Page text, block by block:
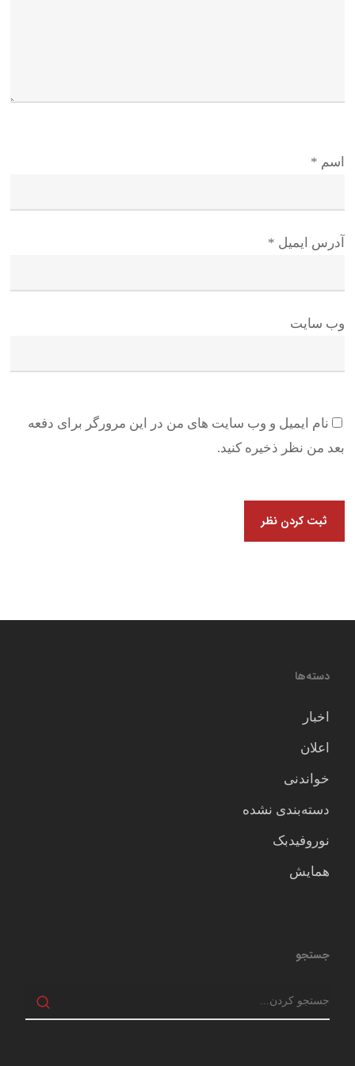
اسم *
آدرس ایمیل *
وب سایت
نام ایمیل و وب سایت های من در این مرورگر برای دفعه
بعد من نظر ذخیره کنید.
دسته‌ها
اخبار
اعلان
خواندنی
دسته‌بندی نشده
نوروفیدبک
همایش
جستجو